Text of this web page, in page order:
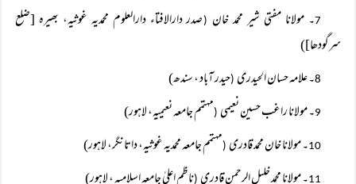
7۔ مولانا مفتی شیر محمد خان (صدر دارالافتاء دارالعلوم محمدیہ غوثیہ، بھیرہ [ضلع
سرگودھا])
8۔ علامہ حسان الحیدری (حیدر آباد ، سندھ)
9۔ مولانا راغب حسین نعیمی ( مہتمم جامعہ نعیمیہ، لاہور)
10۔ مولانا خان محمد قادری ( مہتمم جامعہ محمدیہ غوثیہ، داتانگر، لاہور)
11۔ مولانا محمد خلیل الرحمن قادری (ناظم اعلیٰ جامعہ اسلامیہ ، لاہور)